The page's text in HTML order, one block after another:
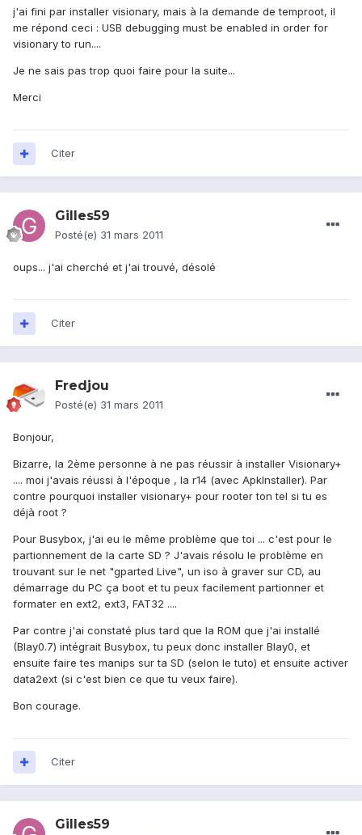
j'ai fini par installer visionary, mais à la demande de temproot, il
me répond ceci : USB debugging must be enabled in order for
visionary to run....
Je ne sais pas trop quoi faire pour la suite...
Merci
Citer
Gilles59
Posté(e) 31 mars 2011
oups... j'ai cherché et j'ai trouvé, désolé
Citer
Fredjou
Posté(e) 31 mars 2011
Bonjour,
Bizarre, la 2ème personne à ne pas réussir à installer Visionary+
.... moi j'avais réussi à l'époque , la r14 (avec ApkInstaller). Par
contre pourquoi installer visionary+ pour rooter ton tel si tu es
déjà root ?
Pour Busybox, j'ai eu le même problème que toi ... c'est pour le
partionnement de la carte SD ? J'avais résolu le problème en
trouvant sur le net "gparted Live", un iso à graver sur CD, au
démarrage du PC ça boot et tu peux facilement partionner et
formater en ext2, ext3, FAT32 ....
Par contre j'ai constaté plus tard que la ROM que j'ai installé
(Blay0.7) intégrait Busybox, tu peux donc installer Blay0, et
ensuite faire tes manips sur ta SD (selon le tuto) et ensuite activer
data2ext (si c'est bien ce que tu veux faire).
Bon courage.
Citer
Gilles59